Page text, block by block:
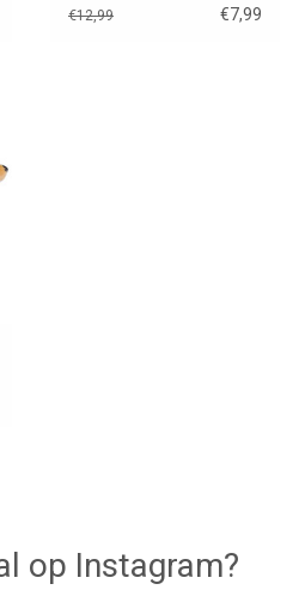
€12,99 €7,99
op Instagram?